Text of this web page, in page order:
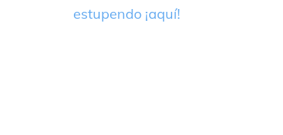
estupendo ¡aquí!